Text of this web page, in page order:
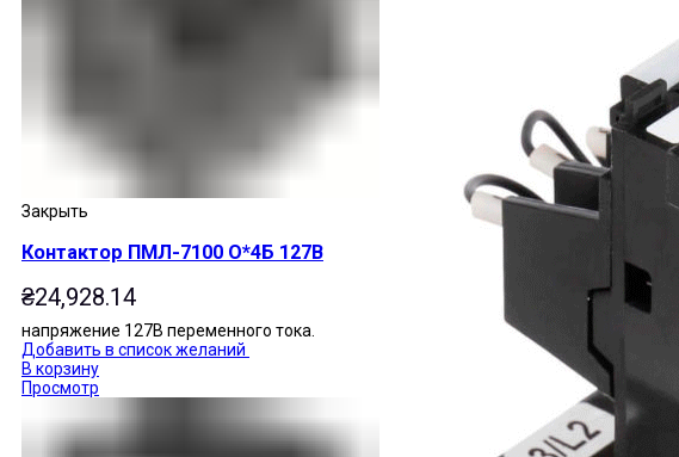
Закрыть
Контактор ПМЛ-7100 О*4Б 127В
₴24,928.14
напряжение 127В переменного тока.
Добавить в список желаний
В корзину
Просмотр